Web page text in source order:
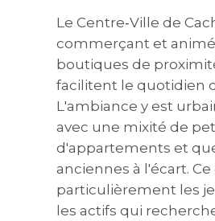
Le Centre‑Ville de
commerçant et
boutiques de
facilitent le quotidien
L'ambiance y est
avec une mixité de
d'appartements et
anciennes à l'écart.
particulièrement les
les actifs qui